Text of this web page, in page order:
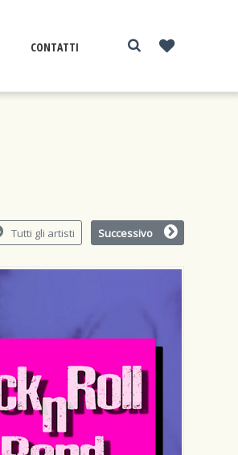
CONTATTI
Tutti gli artisti Successivo